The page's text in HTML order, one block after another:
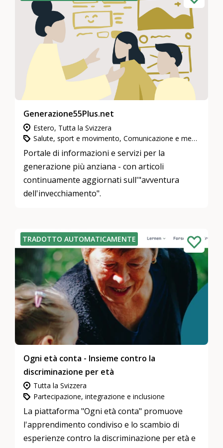
Generazione55Plus.net
Estero, Tutta la Svizzera
Salute, sport e movimento, Comunicazione e media, Partecipazione, integrazione e inclusione
Portale di informazioni e servizi per la
generazione più anziana - con articoli
continuamente aggiornati sull'"avventura
dell'invecchiamento".
TRADOTTO AUTOMATICAMENTE
Ogni età conta - Insieme contro la
discriminazione per età
Tutta la Svizzera
Partecipazione, integrazione e inclusione
La piattaforma "Ogni età conta" promuove
l'apprendimento condiviso e lo scambio di
esperienze contro la discriminazione per età e